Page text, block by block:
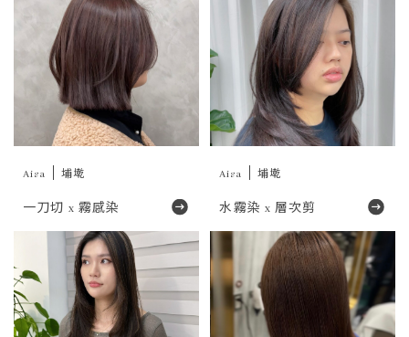
Aisa 埔墘
一刀切 x 霧感染
Aisa 埔墘
水霧染 x 層次剪